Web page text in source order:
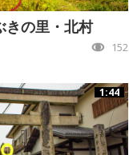
きの里・北村
152
1:44